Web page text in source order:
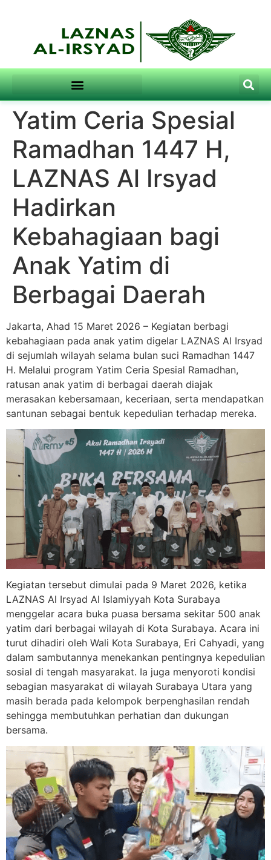
Yatim Ceria Spesial
Ramadhan 1447 H,
LAZNAS Al Irsyad
Hadirkan
Kebahagiaan bagi
Anak Yatim di
Berbagai Daerah
Jakarta, Ahad 15 Maret 2026 – Kegiatan berbagi
kebahagiaan pada anak yatim digelar LAZNAS Al Irsyad
di sejumlah wilayah selama bulan suci Ramadhan 1447
H. Melalui program Yatim Ceria Spesial Ramadhan,
ratusan anak yatim di berbagai daerah diajak
merasakan kebersamaan, keceriaan, serta mendapatkan
santunan sebagai bentuk kepedulian terhadap mereka.
Kegiatan tersebut dimulai pada 9 Maret 2026, ketika
LAZNAS Al Irsyad Al Islamiyyah Kota Surabaya
menggelar acara buka puasa bersama sekitar 500 anak
yatim dari berbagai wilayah di Kota Surabaya. Acara ini
turut dihadiri oleh Wali Kota Surabaya, Eri Cahyadi, yang
dalam sambutannya menekankan pentingnya kepedulian
sosial di tengah masyarakat. Ia juga menyoroti kondisi
sebagian masyarakat di wilayah Surabaya Utara yang
masih berada pada kelompok berpenghasilan rendah
sehingga membutuhkan perhatian dan dukungan
bersama.